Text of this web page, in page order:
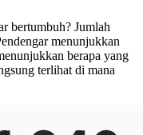
bertumbuh? Jumlah
menunjukkan
berapa yang
terlihat di mana